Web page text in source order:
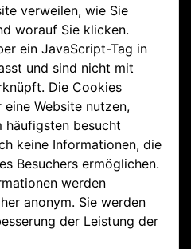
verweilen, wie Sie
worauf Sie klicken.
ein JavaScript-Tag in
und sind nicht mit
Die Cookies
Website nutzen,
häufigsten besucht
keine Informationen, die
Besuchers ermöglichen.
werden
anonym. Sie werden
der Leistung der